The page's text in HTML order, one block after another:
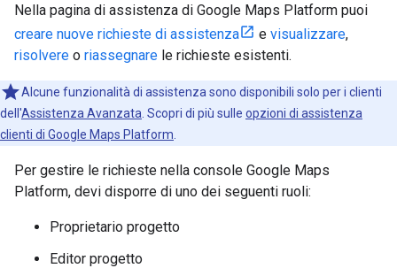
Nella pagina di assistenza di Google Maps Platform puoi
creare nuove richieste di assistenza
e visualizzare,
risolvere o riassegnare le richieste esistenti.
Alcune funzionalità di assistenza sono disponibili solo per i clienti
dell'Assistenza Avanzata . Scopri di più sulle opzioni di assistenza
clienti di Google Maps Platform
Per gestire le richieste nella console Google Maps
Platform, devi disporre di uno dei seguenti ruoli:
Proprietario progetto
Editor progetto